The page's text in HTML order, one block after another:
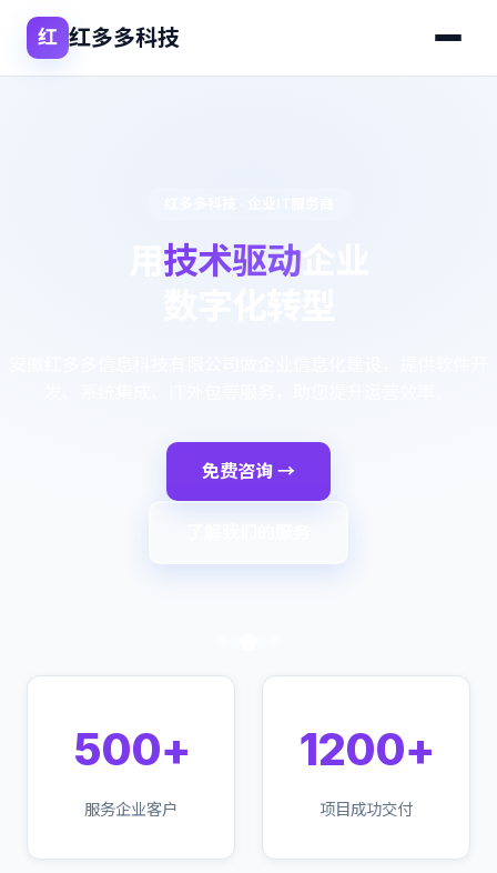
红 红多多科技
技术驱动企业
免费咨询 →
500+
服务企业客户
1200+
项目成功交付